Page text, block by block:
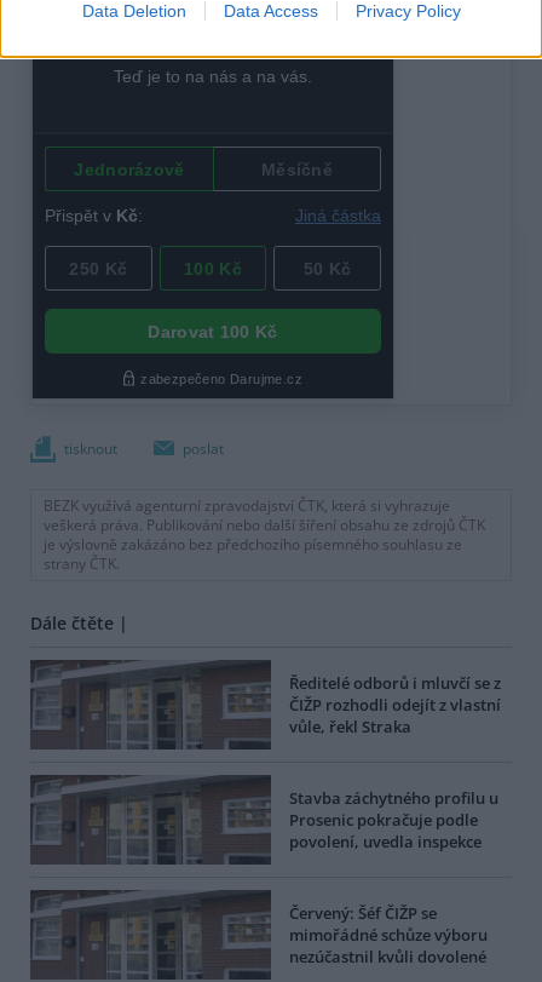
Data Deletion Data Access Privacy Policy
tisknout poslat
BEZK využívá agenturní zpravodajství ČTK, která si vyhrazuje
veškerá práva. Publikování nebo další šíření obsahu ze zdrojů ČTK
je výslovně zakázáno bez předchozího písemného souhlasu ze
strany ČTK.
Dále čtěte |
Ředitelé odborů i mluvčí se z
ČIŽP rozhodli odejít z vlastní
vůle, řekl Straka
Stavba záchytného profilu u
Prosenic pokračuje podle
povolení, uvedla inspekce
Červený: Šéf ČIŽP se
mimořádné schůze výboru
nezúčastnil kvůli dovolené